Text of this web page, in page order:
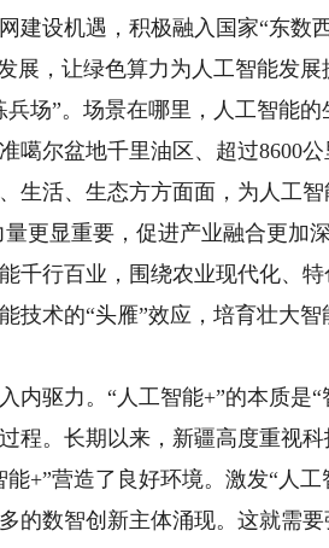
建设机遇，积极融入国家“东数
展，让绿色算力为人工智能发展
”。场景在哪里，人工智能的
噶尔盆地千里油区、超过8600
活、生态方方面面，为人工智
量更显重要，促进产业融合更加
千行百业，围绕农业现代化、
技术的“头雁”效应，培育壮大
驱力。“人工智能+”的本质是“
程。长期以来，新疆高度重视
+”营造了良好环境。激发“人
的数智创新主体涌现。这就需